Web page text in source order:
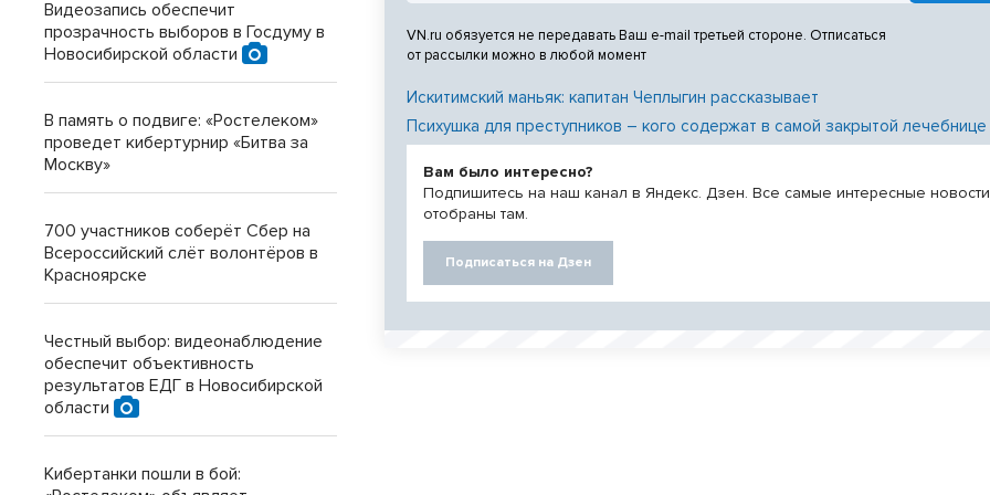
VN.ru обязуется не передавать Ваш e-mail третьей стороне. Отписаться
от рассылки можно в любой момент
Искитимский маньяк: капитан Чеплыгин рассказывает
Психушка для преступников – кого содержат в самой закрытой
Вам было интересно?
Подпишитесь на наш канал в Яндекс. Дзен. Все самые интересные новости
отобраны там.
Подписаться на Дзен
Видеозапись обеспечит
прозрачность выборов в Госдуму в
Новосибирской области
В память о подвиге: «Ростелеком»
проведет кибертурнир «Битва за
Москву»
700 участников соберёт Сбер на
Всероссийский слёт волонтёров в
Красноярске
Честный выбор: видеонаблюдение
обеспечит объективность
результатов ЕДГ в Новосибирской
области
Кибертанки пошли в бой: